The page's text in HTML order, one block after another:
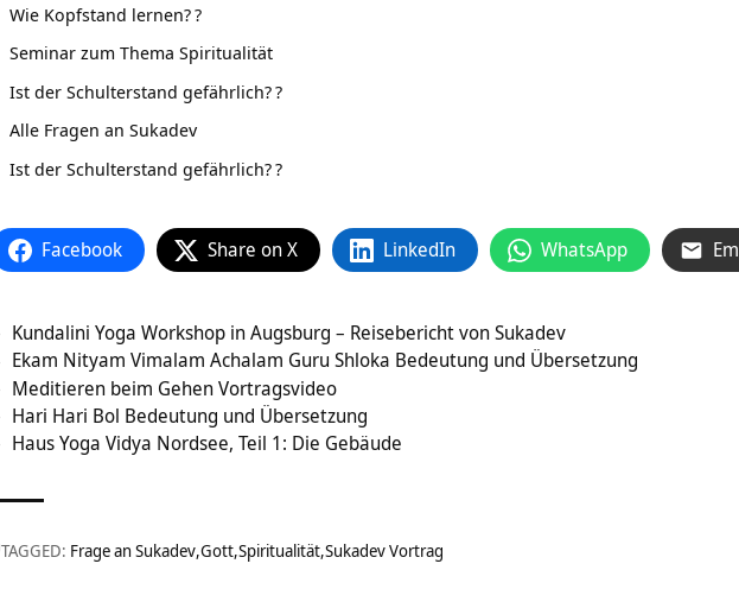
Wie Kopfstand lernen??
Seminar zum Thema Spiritualität
Ist der Schulterstand gefährlich??
Alle Fragen an Sukadev
Ist der Schulterstand gefährlich??
Facebook Share on X LinkedIn WhatsApp
Kundalini Yoga Workshop in Augsburg – Reisebericht von Sukadev
Ekam Nityam Vimalam Achalam Guru Shloka Bedeutung und Übersetzung
Meditieren beim Gehen Vortragsvideo
Hari Hari Bol Bedeutung und Übersetzung
Haus Yoga Vidya Nordsee, Teil 1: Die Gebäude
TAGGED: Frage an Sukadev Gott Spiritualität Sukadev Vortrag